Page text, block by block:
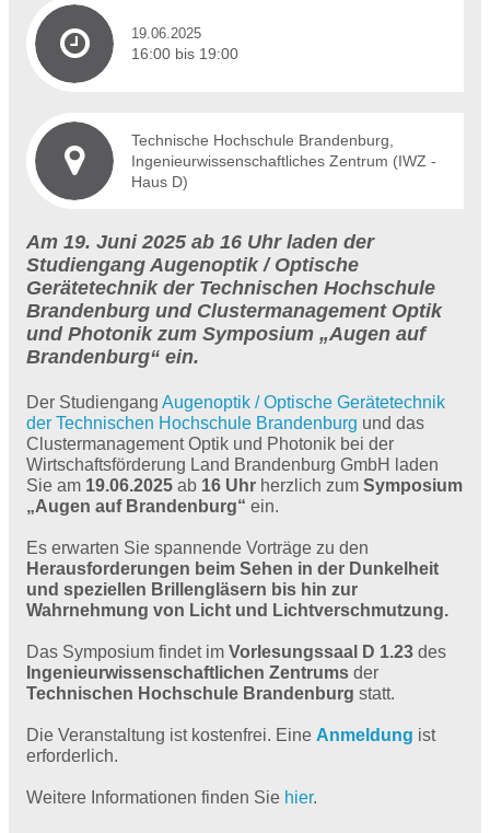
19.06.2025
16:00 bis 19:00
Technische Hochschule Brandenburg,
Ingenieurwissenschaftliches Zentrum (IWZ -
Haus D)
Am 19. Juni 2025 ab 16 Uhr laden der
Studiengang Augenoptik / Optische
Gerätetechnik der Technischen Hochschule
Brandenburg und Clustermanagement Optik
und Photonik zum Symposium „Augen auf
Brandenburg“ ein.
Der Studiengang Augenoptik / Optische Gerätetechnik
der Technischen Hochschule Brandenburg und das
Clustermanagement Optik und Photonik bei der
Wirtschaftsförderung Land Brandenburg GmbH laden
Sie am 19.06.2025 ab 16 Uhr herzlich zum Symposium
„Augen auf Brandenburg“ ein.
Es erwarten Sie spannende Vorträge zu den
Herausforderungen beim Sehen in der Dunkelheit
und speziellen Brillengläsern bis hin zur
Wahrnehmung von Licht und Lichtverschmutzung.
Das Symposium findet im Vorlesungssaal D 1.23 des
Ingenieurwissenschaftlichen Zentrums der
Technischen Hochschule Brandenburg statt.
Die Veranstaltung ist kostenfrei. Eine Anmeldung ist
erforderlich.
Weitere Informationen finden Sie hier.